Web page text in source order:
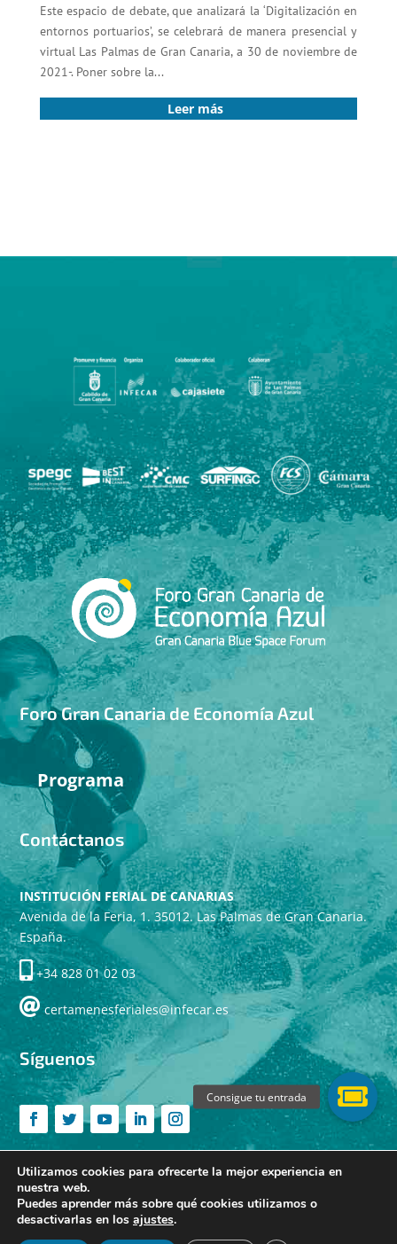
Este espacio de debate, que analizará la ‘Digitalización en
entornos portuarios’, se celebrará de manera presencial y
virtual Las Palmas de Gran Canaria, a 30 de noviembre de
2021-. Poner sobre la...
Leer más
Foro Gran Canaria de Economía Azul
Programa
Contáctanos
INSTITUCIÓN FERIAL DE CANARIAS
Avenida de la Feria, 1. 35012. Las Palmas de Gran Canaria.
España.
+34 828 01 02 03
certamenesferiales@infecar.es
Síguenos
Hecho con cariño por: Cumboto Digital|Aviso Legal
|Política de Cookies
Utilizamos cookies para ofrecerte la mejor experiencia en
nuestra web.
Puedes aprender más sobre qué cookies utilizamos o
desactivarlas en los ajustes.